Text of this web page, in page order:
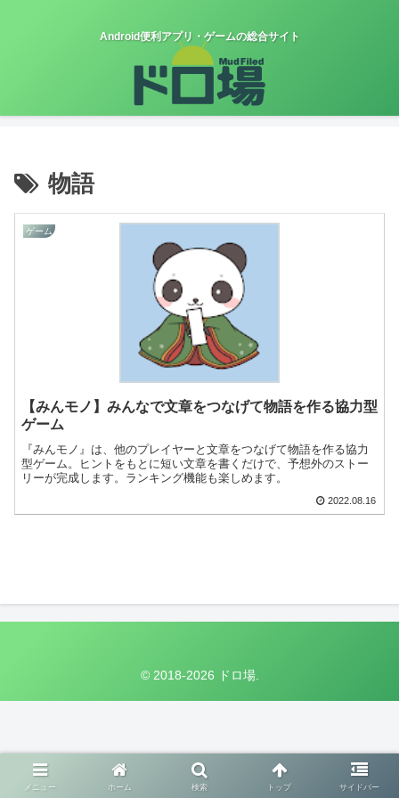
Android便利アプリ・ゲームの総合サイト
物語
ゲーム
【みんモノ】みんなで文章をつなげて物語を作る協力型
ゲーム
『みんモノ』は、他のプレイヤーと文章をつなげて物語を作る協力
型ゲーム。ヒントをもとに短い文章を書くだけで、予想外のストー
リーが完成します。ランキング機能も楽しめます。
2022.08.16
© 2018-2026 ドロ場.
メニュー ホーム 検索 トップ サイドバー